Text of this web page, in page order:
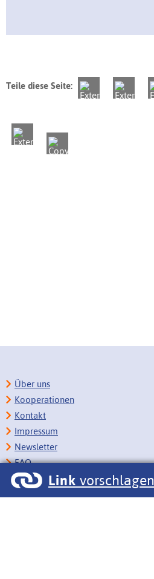
Teile diese Seite:
Link vorschlagen
Über uns
Kooperationen
Kontakt
Impressum
Newsletter
FAQ
Copyright